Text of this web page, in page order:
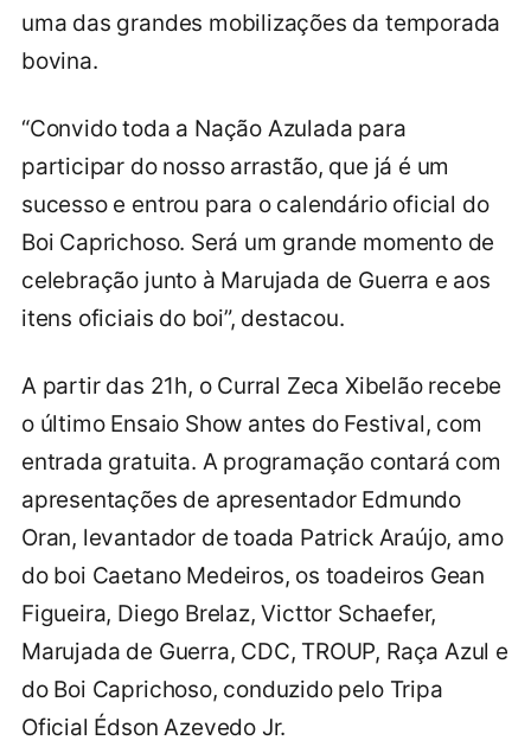
uma das grandes mobilizações da temporada
bovina.
“Convido toda a Nação Azulada para
participar do nosso arrastão, que já é um
sucesso e entrou para o calendário oficial do
Boi Caprichoso. Será um grande momento de
celebração junto à Marujada de Guerra e aos
itens oficiais do boi”, destacou.
A partir das 21h, o Curral Zeca Xibelão recebe
o último Ensaio Show antes do Festival, com
entrada gratuita. A programação contará com
apresentações de apresentador Edmundo
Oran, levantador de toada Patrick Araújo, amo
do boi Caetano Medeiros, os toadeiros Gean
Figueira, Diego Brelaz, Victtor Schaefer,
Marujada de Guerra, CDC, TROUP, Raça Azul e
do Boi Caprichoso, conduzido pelo Tripa
Oficial Édson Azevedo Jr.